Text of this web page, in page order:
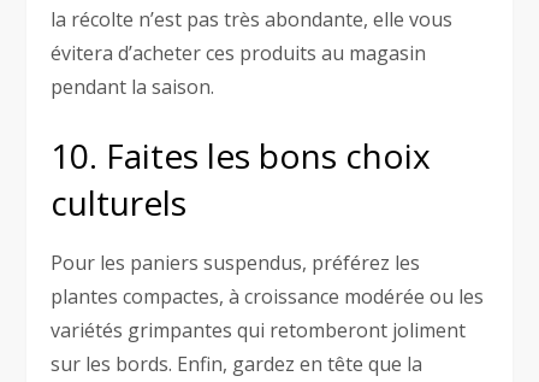
la récolte n’est pas très abondante, elle vous
évitera d’acheter ces produits au magasin
pendant la saison.
10. Faites les bons choix
culturels
Pour les paniers suspendus, préférez les
plantes compactes, à croissance modérée ou les
variétés grimpantes qui retomberont joliment
sur les bords. Enfin, gardez en tête que la